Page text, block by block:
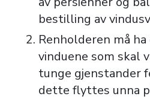
bestilling av
Renholderen må
vinduene som skal
tunge gjenstander
dette flyttes unna